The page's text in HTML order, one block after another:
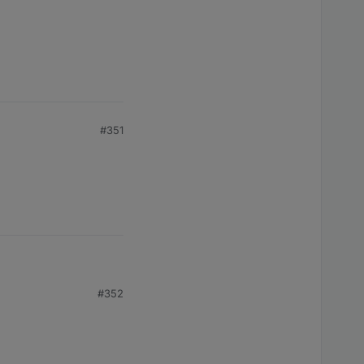
#351
#352